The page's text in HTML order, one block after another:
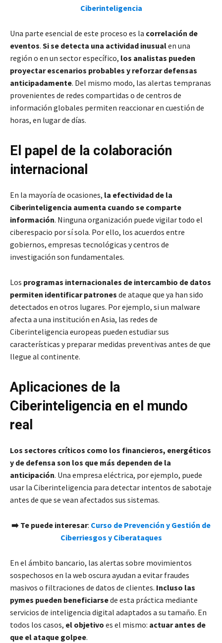
Ciberinteligencia
Una parte esencial de este proceso es la correlación de
eventos. Si se detecta una actividad inusualen una
región o en un sector específico, los analistas pueden
proyectar escenarios probables y reforzar defensas
anticipadamente. Del mismo modo, las alertas tempranas
provenientes de redes compartidas o de centros de
información globales permiten reaccionar en cuestión de
horas, en lugar de días.
El papel de la colaboración
internacional
En la mayoría de ocasiones, la efectividad de la
Ciberinteligencia aumenta cuando se comparte
información. Ninguna organización puede vigilar todo el
ciberespacio por sí sola. Por ello, los acuerdos entre
gobiernos, empresas tecnológicas y centros de
investigación son fundamentales.
Los programas internacionales de intercambio de datos
permiten identificar patrones de ataque que ya han sido
detectados en otros lugares. Por ejemplo, si un malware
afecta a una institución en Asia, las redes de
Ciberinteligencia europeas pueden estudiar sus
características y preparar medidas preventivas antes de que
llegue al continente.
Aplicaciones de la
Ciberinteligencia en el mundo
real
Los sectores críticos como los financieros, energéticos
y de defensa son los que más dependen de la
anticipación. Una empresa eléctrica, por ejemplo, puede
usar la Ciberinteligencia para detectar intentos de sabotaje
antes de que se vean afectados sus sistemas.
➡️ Te puede interesar: Curso de Prevención y Gestión de
Ciberriesgos y Ciberataques
En el ámbito bancario, las alertas sobre movimientos
sospechosos en la web oscura ayudan a evitar fraudes
masivos o filtraciones de datos de clientes. Incluso las
pymes pueden beneficiarsede esta práctica mediante
servicios de inteligencia digital adaptados a su tamaño. En
todos los casos, el objetivo es el mismo: actuar antes de
que el ataque golpee.